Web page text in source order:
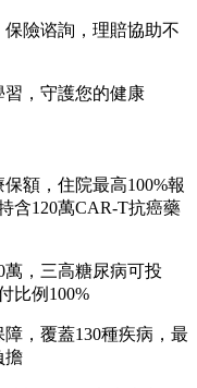
險谘詢，理賠協助不
習，守護您的健康
額，住院最高100%報
含120萬CAR-T抗癌藥
，三高糖尿病可投
比例100%
，覆蓋130種疾病，最
擔